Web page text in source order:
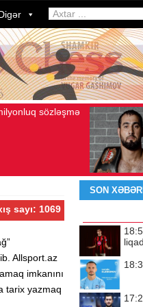
Azərbaycan
idmançılarının
dələduzluq əməlləri
davam edir. Son 5
ildə bu, ənənəyə
Baxış sayı: 136
2026
sayı: 1069
Allsport.az
imkanını
tarix yazmaq
SON